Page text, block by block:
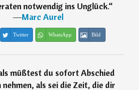
notwendig ins Unglück.“
―Marc Aurel
Twitter WhatsApp Bild
müßtest du sofort Abschied
nehmen, als sei die Zeit, die dir